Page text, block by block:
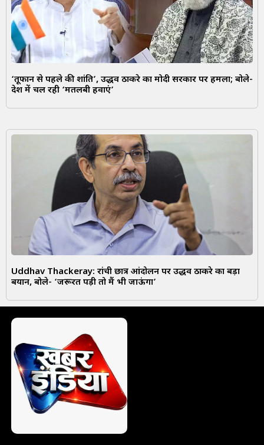
‘तूफान से पहले की शांति’, उद्धव ठाकरे का मोदी सरकार पर हमला; बोले-
देश में चल रही ‘मतलबी हवाएं’
Uddhav Thackeray: रांची छात्र आंदोलन पर उद्धव ठाकरे का बड़ा
बयान, बोले- ‘जरूरत पड़ी तो मैं भी जाऊंगा’